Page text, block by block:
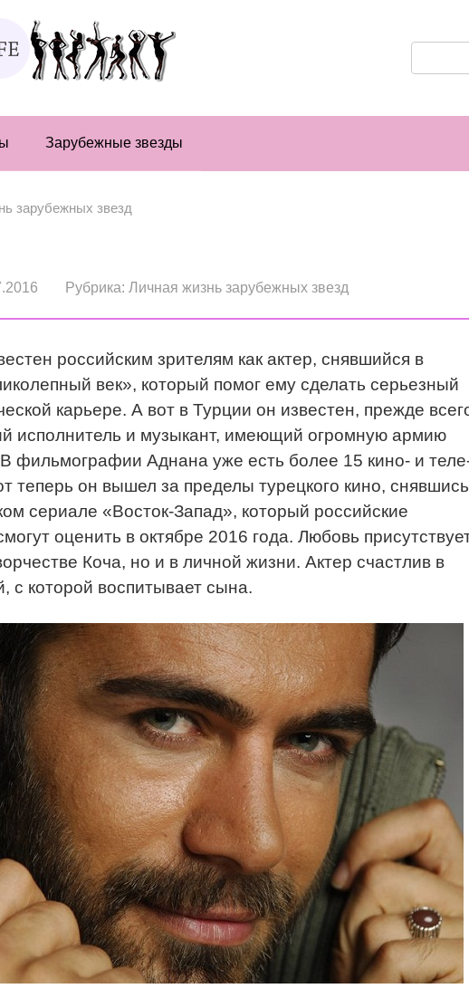
Зарубежные звезды
зарубежных звезд
Рубрика: Личная жизнь зарубежных звезд
российским зрителям как актер, снявшийся в
век», который помог ему сделать серьезный
карьере. А вот в Турции он известен, прежде
исполнитель и музыкант, имеющий огромную армию
В фильмографии Аднана уже есть более 15 кино- и
теперь он вышел за пределы турецкого кино,
сериале «Восток-Запад», который российские
оценить в октябре 2016 года. Любовь
Коча, но и в личной жизни. Актер счастлив в
с которой воспитывает сына.